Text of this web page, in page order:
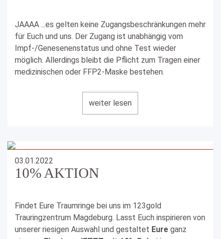
Schreibt unsmagdeburg@123gold.de
oder bucht Euren Termin Online
www.123gold.de/termin/vereinbaren/magdeburg/
JAAAA ...es gelten keine Zugangsbeschränkungen mehr
für Euch und uns. Der Zugang ist unabhängig vom
Impf-/Genesenenstatus und ohne Test wieder
möglich. Allerdings bleibt die Pflicht zum Tragen einer
medizinischen oder FFP2-Maske bestehen.
Vereinbart jetzt Euren persönlichen Beratungstermin
Vorort und gestaltet Eure individuellen Traumringe,
magdeburg@123gold.de
oder bucht Euren Termin Online
weiter lesen
03.01.2022
10% AKTION
Findet Eure Traumringe bei uns im 123gold
Trauringzentrum Magdeburg. Lasst Euch inspirieren von
unserer riesigen Auswahl und gestaltet Eure ganz